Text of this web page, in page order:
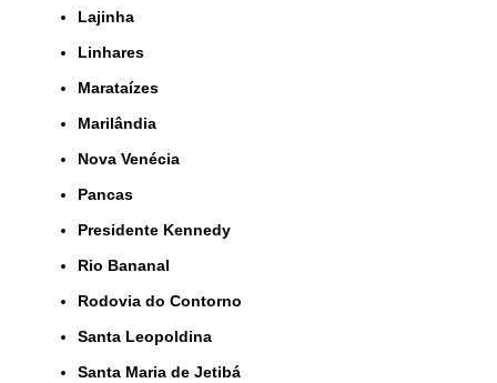
Lajinha
Linhares
Marataízes
Marilândia
Nova Venécia
Pancas
Presidente Kennedy
Rio Bananal
Rodovia do Contorno
Santa Leopoldina
Santa Maria de Jetibá